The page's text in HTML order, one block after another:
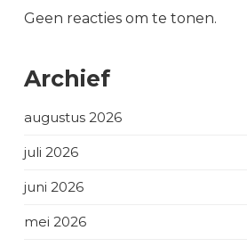
Geen reacties om te tonen.
Archief
augustus 2026
juli 2026
juni 2026
mei 2026